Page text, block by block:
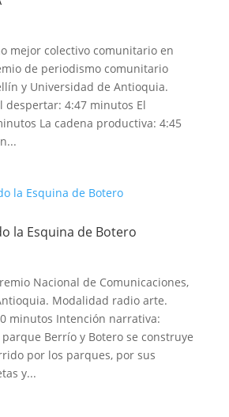
mejor colectivo comunitario en
de periodismo comunitario
y Universidad de Antioquia.
despertar: 4:47 minutos El
La cadena productiva: 4:45
la Esquina de Botero
Nacional de Comunicaciones,
Modalidad radio arte.
minutos Intención narrativa:
parque Berrío y Botero se construye
por los parques, por sus
y...